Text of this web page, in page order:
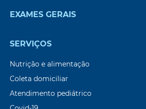
EXAMES GERAIS
SERVIÇOS
Nutrição e alimentação
Coleta domiciliar
Atendimento pediátrico